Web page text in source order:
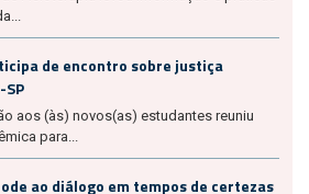
de encontro sobre justiça
SP
aos (às) novos(as) estudantes reuniu
para...
ao diálogo em tempos de certezas